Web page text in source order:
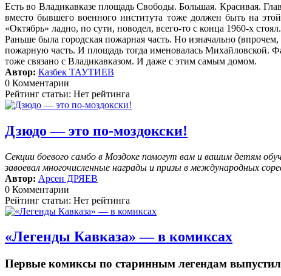
Есть во Владикавказе площадь Свободы. Большая. Красивая.
вместо бывшего военного института тоже должен быть на
«Октябрь» ладно, по сути, новодел, всего-то с конца 1960-х стоял.
Раньше была городская пожарная часть. Но изначально
пожарную часть. И площадь тогда именовалась Михайловской.
тоже связано с Владикавказом. И даже с этим самым домом.
Автор: Казбек ТАУТИЕВ
0 Комментарии
Рейтинг статьи: Нет рейтинга
Дзюдо — это по-моздокски!
Секции боевого самбо в Моздоке помогут вам и вашим детям
завоевал многочисленные награды и призы в международных
Автор: Арсен ДРЯЕВ
0 Комментарии
Рейтинг статьи: Нет рейтинга
«Легенды Кавказа» — в комиксах
Первые комиксы по старинным легендам